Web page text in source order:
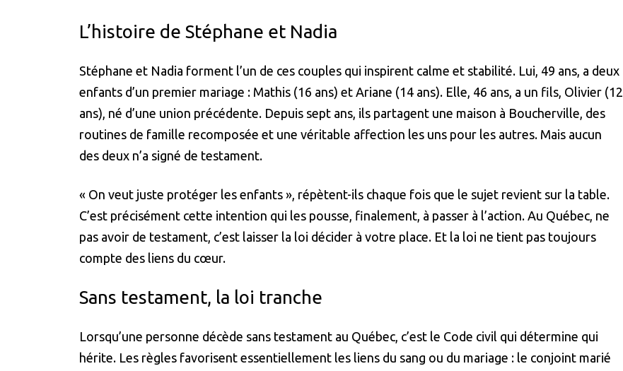
L’histoire de Stéphane et Nadia
Stéphane et Nadia forment l’un de ces couples qui inspirent calme et stabilité. Lui, 49 ans, a deux
enfants d’un premier mariage : Mathis (16 ans) et Ariane (14 ans). Elle, 46 ans, a un fils, Olivier (12
ans), né d’une union précédente. Depuis sept ans, ils partagent une maison à Boucherville, des
routines de famille recomposée et une véritable affection les uns pour les autres. Mais aucun
des deux n’a signé de testament.
« On veut juste protéger les enfants », répètent-ils chaque fois que le sujet revient sur la table.
C’est précisément cette intention qui les pousse, finalement, à passer à l’action. Au Québec, ne
pas avoir de testament, c’est laisser la loi décider à votre place. Et la loi ne tient pas toujours
compte des liens du cœur.
Sans testament, la loi tranche
Lorsqu’une personne décède sans testament au Québec, c’est le Code civil qui détermine qui
hérite. Les règles favorisent essentiellement les liens du sang ou du mariage : le conjoint marié